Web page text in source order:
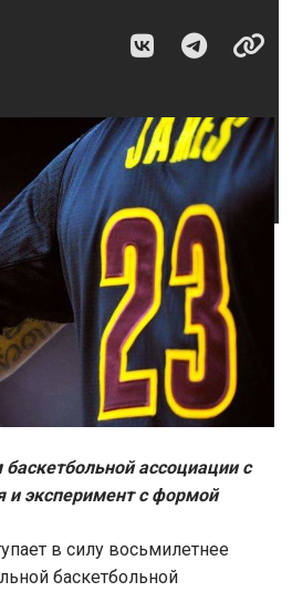
ассоциации с
и эксперимент с формой
в силу восьмилетнее
баскетбольной